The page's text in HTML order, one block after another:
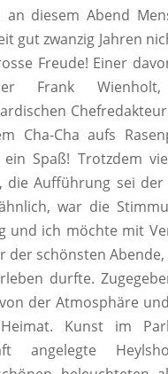
diesem Abend
gut zwanzig Jahren
Freude! Einer
Frank
Cha-Cha aufs
Spaß! Trotzdem
die Aufführung sei
war die
und ich möchte mit
der schönsten
durfte.
der Atmosphäre
Kunst im
angelegte